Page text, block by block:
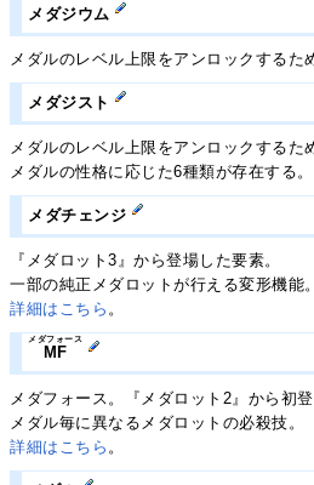
メダジウム
メダルのレベル上限をアンロックするた
メダジスト
メダルのレベル上限をアンロックするた
メダルの性格に応じた6種類が存在する。
メダチェンジ
『メダロット3』から登場した要素。
一部の純正メダロットが行える変形機能。
詳細はこちら 。
MF
メダフォース
メダフォース。『メダロット2』から初登
メダル毎に異なるメダロットの必殺技。
詳細はこちら 。